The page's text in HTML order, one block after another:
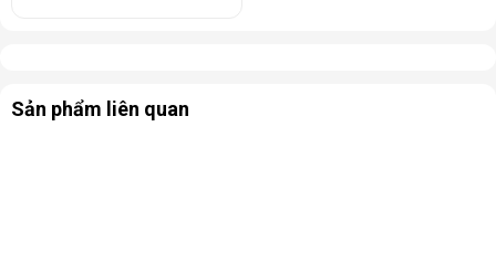
Sản phẩm liên quan